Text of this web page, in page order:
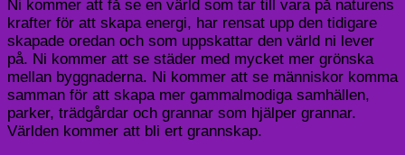
Ni kommer att få se en värld som tar till vara på naturens
krafter för att skapa energi, har rensat upp den tidigare
skapade oredan och som uppskattar den värld ni lever
på. Ni kommer att se städer med mycket mer grönska
mellan byggnaderna. Ni kommer att se människor komma
samman för att skapa mer gammalmodiga samhällen,
parker, trädgårdar och grannar som hjälper grannar.
Världen kommer att bli ert grannskap.